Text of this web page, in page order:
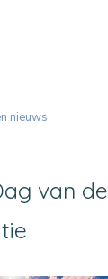
nieuws
van de